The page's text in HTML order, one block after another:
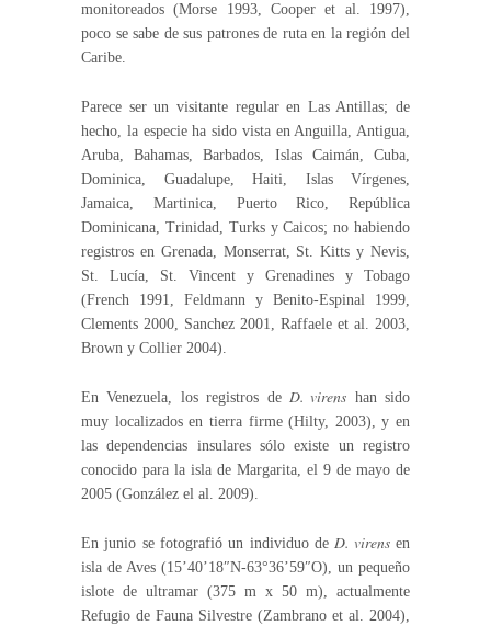
monitoreados (Morse 1993, Cooper et al. 1997),
poco se sabe de sus patrones de ruta en la región del
Caribe.
Parece ser un visitante regular en Las Antillas; de
hecho, la especie ha sido vista en Anguilla, Antigua,
Aruba, Bahamas, Barbados, Islas Caimán, Cuba,
Dominica, Guadalupe, Haiti, Islas Vírgenes,
Jamaica, Martinica, Puerto Rico, República
Dominicana, Trinidad, Turks y Caicos; no habiendo
registros en Grenada, Monserrat, St. Kitts y Nevis,
St. Lucía, St. Vincent y Grenadines y Tobago
(French 1991, Feldmann y Benito-Espinal 1999,
Clements 2000, Sanchez 2001, Raffaele et al. 2003,
Brown y Collier 2004).
En Venezuela, los registros de D. virens han sido
muy localizados en tierra firme (Hilty, 2003), y en
las dependencias insulares sólo existe un registro
conocido para la isla de Margarita, el 9 de mayo de
2005 (González el al. 2009).
En junio se fotografió un individuo deD. virensen
isla de Aves (15’40’18″N-63°36’59″O), un pequeño
islote de ultramar (375 m x 50 m), actualmente
Refugio de Fauna Silvestre (Zambrano et al. 2004),